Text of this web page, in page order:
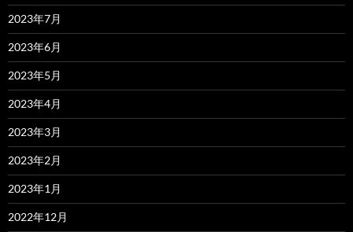
2023年7月
2023年6月
2023年5月
2023年4月
2023年3月
2023年2月
2023年1月
2022年12月